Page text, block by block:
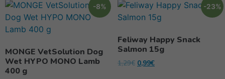
-8%
MONGE VetSolution Dog
Wet HYPO MONO Lamb
400 g
-23%
Feliway Happy Snack
Salmon 15g
1,29€ 0,99€